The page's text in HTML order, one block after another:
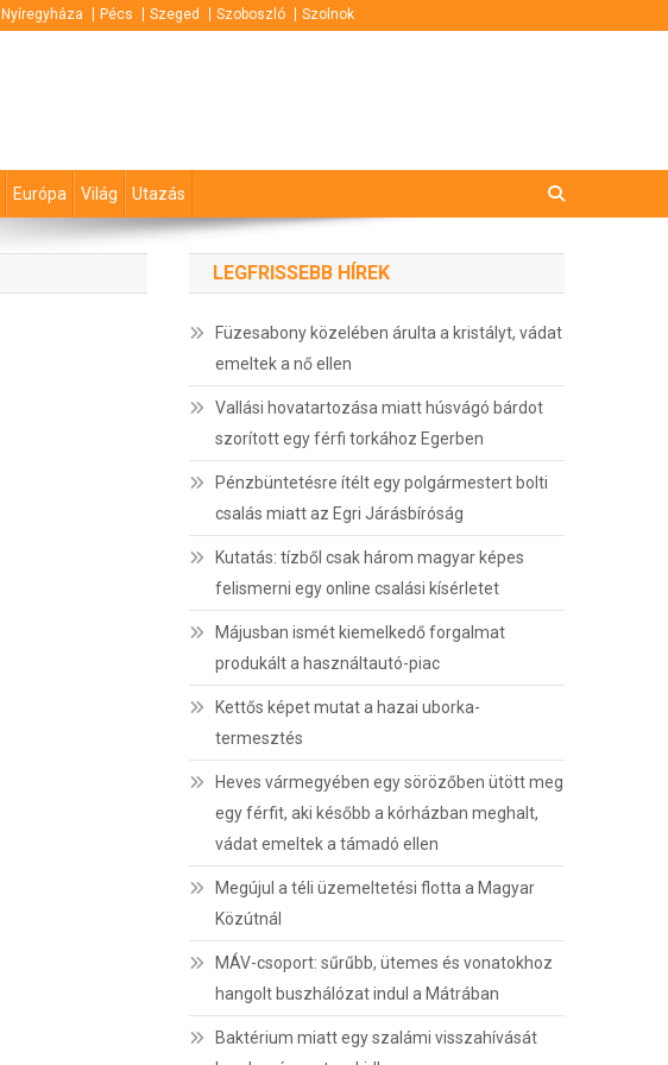
Nyíregyháza Pécs Szeged Szoboszló Szolnok
Európa Világ Utazás
LEGFRISSEBB HÍREK
Füzesabony közelében árulta a kristályt, vádat
emeltek a nő ellen
Vallási hovatartozása miatt húsvágó bárdot
szorított egy férfi torkához Egerben
Pénzbüntetésre ítélt egy polgármestert bolti
csalás miatt az Egri Járásbíróság
Kutatás: tízből csak három magyar képes
felismerni egy online csalási kísérletet
Májusban ismét kiemelkedő forgalmat
produkált a használtautó-piac
Kettős képet mutat a hazai uborka-
termesztés
Heves vármegyében egy sörözőben ütött meg
egy férfit, aki később a kórházban meghalt,
vádat emeltek a támadó ellen
Megújul a téli üzemeltetési flotta a Magyar
Közútnál
MÁV-csoport: sűrűbb, ütemes és vonatokhoz
hangolt buszhálózat indul a Mátrában
Baktérium miatt egy szalámi visszahívását